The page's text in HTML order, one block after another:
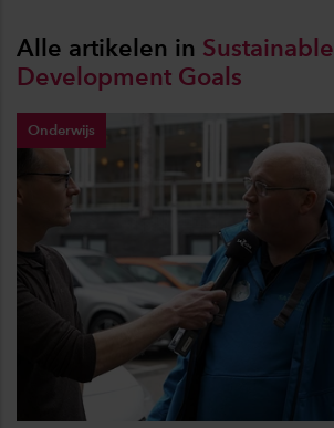
Alle artikelen in Sustainable
Development Goals
Onderwijs